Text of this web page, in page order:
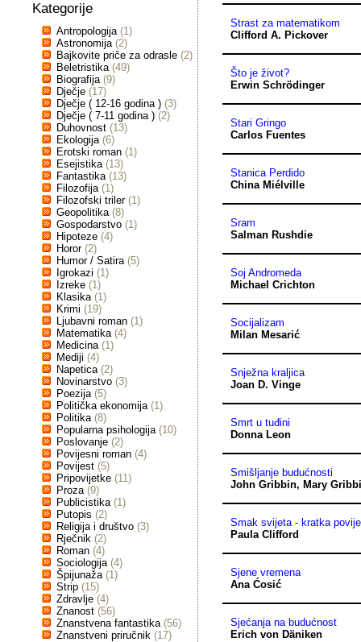
Kategorije
Antropologija (1)
Astronomija (2)
Bajkovite priče za odrasle (2)
Beletristika (49)
Biografija (9)
Dječje (17)
Dječje ( 12-16 godina ) (3)
Dječje ( 7-11 godina ) (2)
Duhovnost (13)
Ekologija (6)
Erotski roman (1)
Esejistika (13)
Fantastika (13)
Filozofija (1)
Filozofski triler (1)
Geopolitika (8)
Gospodarstvo (1)
Hipoteze (4)
Horor (2)
Humor / Satira (5)
Igrokazi (1)
Izreke (1)
Klasika (1)
Krimi (19)
Ljubavni roman (1)
Matematika (4)
Medicina (1)
Mediji (4)
Napetica (2)
Novinarstvo (3)
Poezija (5)
Politička ekonomija (1)
Politika (8)
Popularna psihologija (10)
Poslovanje (2)
Povijesni roman (4)
Povijest (5)
Pripovijetke (11)
Proza (9)
Publicistika (1)
Putopis (2)
Religija i društvo (3)
Rječnik (2)
Roman (4)
Sociologija (4)
Špijunaža (1)
Strip (15)
Zdravlje (4)
Znanost (56)
Znanstvena fantastika (56)
Znanstveni priručnik (17)
Strast za matematikom
Clifford A. Pickover
Što je život?
Erwin Schrödinger
Stari Gringo
Carlos Fuentes
Stanica Perdido
China Miélville
Sram
Salman Rushdie
Soj Andromeda
Michael Crichton
Socijalizam
Milan Mesarić
Snježna kraljica
Joan D. Vinge
Smrt u tuđini
Donna Leon
Smišljanje budućnosti
John Gribbin, Mary
Smak svijeta - kratka
Paula Clifford
Sjene vremena
Ana Ćosić
Sjećanja na budućnost
Erich von Däniken